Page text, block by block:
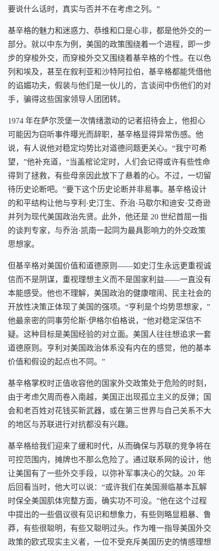
要说什么话时，真实与否并不在考虑之列。”
基辛格的魅力和迷惑力、恭维和口是心非，都是他外交的一
部分。就以中东为例，美国的政策围绕着一个进程，即一步
步的穿梭外交，而穿梭外交又围绕着基辛格的个性。在以色
列和埃及，甚至在叙利亚和沙特阿拉伯，基辛格都能凭借他
的谄媚功夫，假装与他们是一伙儿的，言谈间中伤他们的对
手，骗得这些国家领导人团团转。
1974 年在萨尔茨堡一次情绪激动的记者招待会上，他担心
可能因为窃听事件曝光而辞职，基辛格显得异常伤感。他
说，有人说他对稳定均势比对道德问题更关心。“我宁可希
望，”他补充道，“当盖棺论定时，人们会记得或许有些性命
得到了拯救，有些母亲因此放下了悬着的心。不过，一切留
待历史论断吧。”要下这个历史论断并非易事。基辛格设计
的和平结构让他与亨利·史汀生、乔治·马歇尔和迪安·艾奇逊
并列为现代美国政治先贤。此外，他还是 20 世纪首屈一指
的谈判专家，与乔治·凯南一起同为最具影响力的外交政策
思想家。
但基辛格对美国价值和道德原则——如史汀生永远更重视诚
信而不是阴谋，重视理想主义而不是国家利益——一直没有
本能感受。他也不理解，美国政治的健康喧闹、民主社会的
开放性决策正体现了美国的强项。“亨利是个均势思想家，”
他最亲密的同事劳伦斯·伊格尔伯格说，“他对稳定深信不
疑。这种目标是美国经验的对立面。美国人往往想追求一套
道德原则。亨利对美国政治体系没有内在的感觉，他的基本
价值和假设的起点也不同。”
基辛格掌权时正值收容他的国家外交政策处于危险的时刻，
由于考虑欠周而卷入南越，美国正出现孤立主义的反弹；国
会和老百姓对花钱买新武器，或在第三世界与自己关系不大
的地区与苏联进行对抗都没有兴趣。
基辛格给我们迎来了缓和时代，从而确保与苏联的竞争将在
可控范围内，摊牌也不那么危险了。通过联系网的设计，他
让美国有了一些外交手段，以弥补军事决心的欠缺。20 年
后回看当时，他大可以说：“或许我们在美国濒临基本瓦解
时保全美国肌体完整方面，确实功不可没。”他在这个过程
中提出的一些倡议很有见识和想象力，有些则略显粗暴、鲁
莽，有些很聪明，有些又聪明过头。作为唯一指导美国外交
政策的欧式现实主义者，一位不受充斥美国历史的情感理想